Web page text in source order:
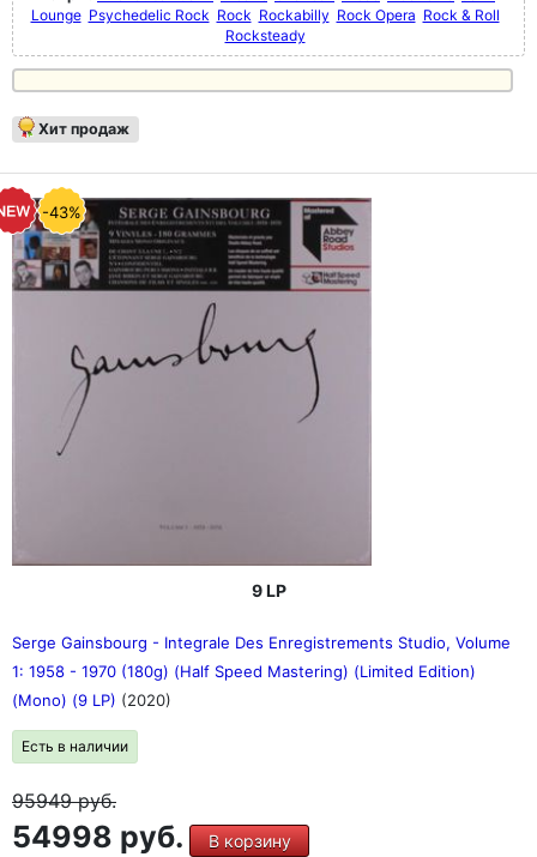
Lounge Psychedelic Rock Rock Rockabilly Rock Opera Rock & Roll
Rocksteady
Хит продаж
-43%
9 LP
Serge Gainsbourg - Integrale Des Enregistrements Studio, Volume
1: 1958 - 1970 (180g) (Half Speed Mastering) (Limited Edition)
(Mono) (9 LP) (2020)
Есть в наличии
95949руб.
54998 руб. В корзину